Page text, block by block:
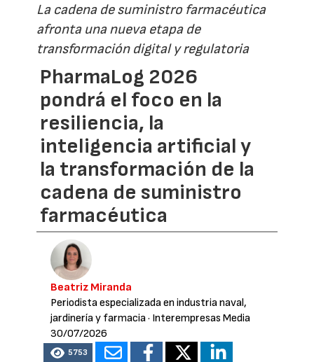
La cadena de suministro farmacéutica
afronta una nueva etapa de
transformación digital y regulatoria
PharmaLog 2026
pondrá el foco en la
resiliencia, la
inteligencia artificial y
la transformación de la
cadena de suministro
farmacéutica
Beatriz Miranda
Periodista especializada en industria naval,
jardinería y farmacia· Interempresas Media
30/07/2026
5753